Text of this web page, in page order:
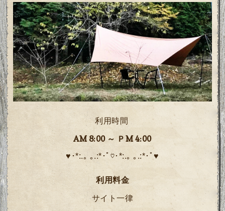
利用時間
AM 8:00 ～ ＰM 4:00
♥･*:.｡ ｡.:*･ﾟ♡･*:.｡ ｡.:*･ﾟ♥
利用料金
サイト一律